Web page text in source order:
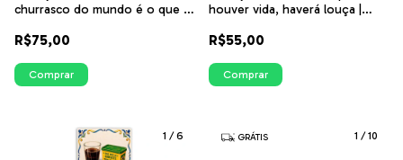
churrasco do mundo é o que o
R$75,00
Comprar
houver vida, haverá louça |
R$55,00
Comprar
1 /6 1 /10
GRÁTIS